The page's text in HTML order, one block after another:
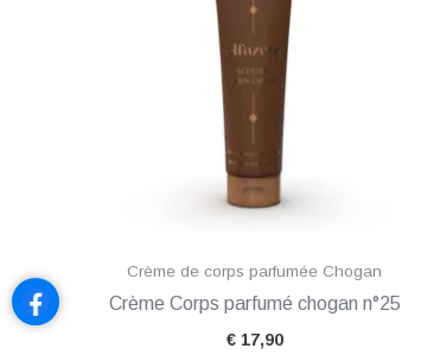
Crème de corps parfumée Chogan
Crème Corps parfumé chogan n°25
€17,90